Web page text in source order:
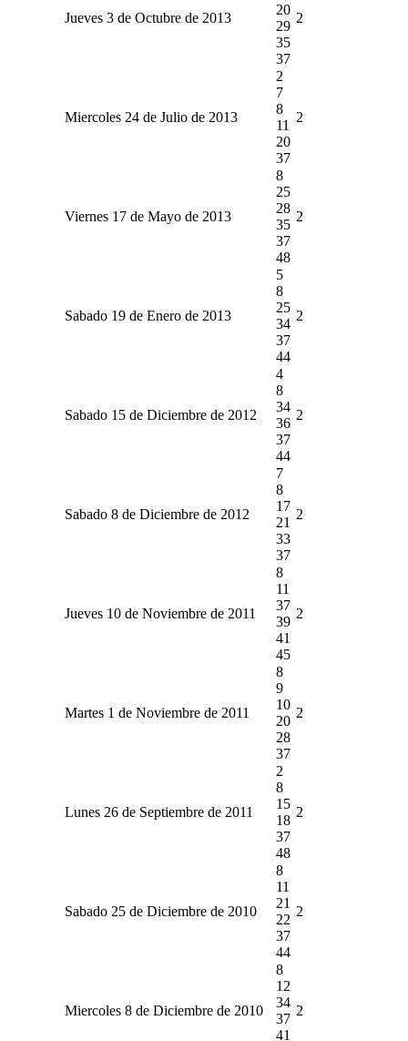
Jueves 3 de Octubre de 2013
20
29
35
37
2
Miercoles 24 de Julio de 2013
2
7
8
11
20
37
2
Viernes 17 de Mayo de 2013
8
25
28
35
37
48
2
Sabado 19 de Enero de 2013
5
8
25
34
37
44
2
Sabado 15 de Diciembre de 2012
4
8
34
36
37
44
2
Sabado 8 de Diciembre de 2012
7
8
17
21
33
37
2
Jueves 10 de Noviembre de 2011
8
11
37
39
41
45
2
Martes 1 de Noviembre de 2011
8
9
10
20
28
37
2
Lunes 26 de Septiembre de 2011
2
8
15
18
37
48
2
Sabado 25 de Diciembre de 2010
8
11
21
22
37
44
2
Miercoles 8 de Diciembre de 2010
8
12
34
37
41
2